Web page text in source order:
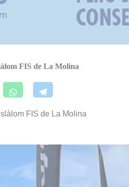
FIS de La Molina
FIS de La Molina